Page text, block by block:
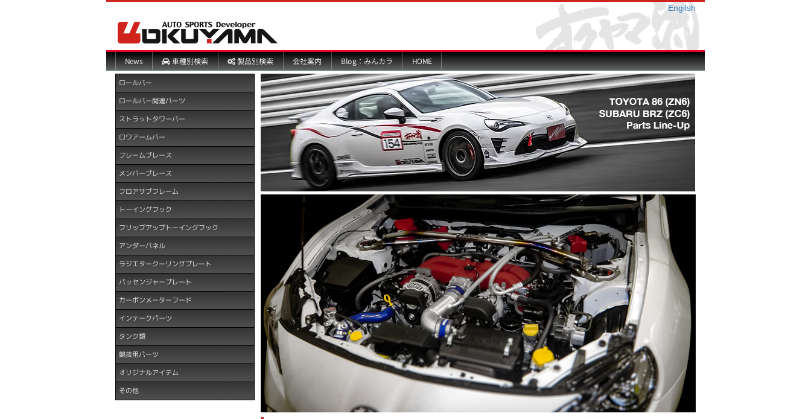
Engilsh
News 車種別検索 製品別検索 会社案内 Blog：みんカラ HOME
ロールバー
ロールバー関連パーツ
ストラットタワーバー
ロワアームバー
フレームブレース
メンバーブレース
フロアサブフレーム
トーイングフック
フリップアップトーイングフック
アンダーパネル
ラジエタークーリングプレート
パッセンジャープレート
カーボンメーターフード
インテークパーツ
タンク類
競技用パーツ
オリジナルアイテム
その他